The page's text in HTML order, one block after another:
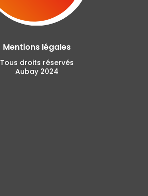
Mentions légales
Tous droits réservés
Aubay 2024